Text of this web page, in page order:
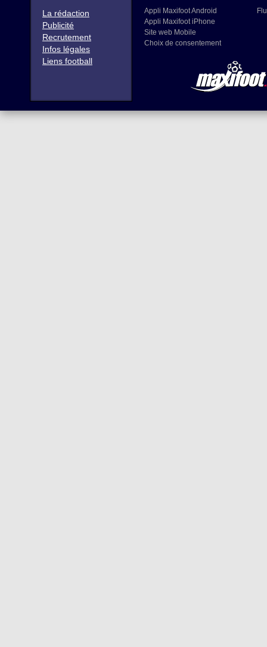
La rédaction
Publicité
Recrutement
Infos légales
Liens football
Appli Maxifoot Android
Appli Maxifoot iPhone
Site web Mobile
Choix de consentement